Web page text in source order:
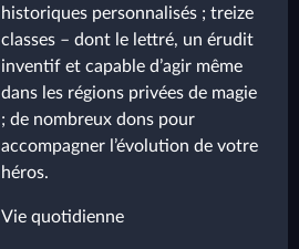
historiques personnalisés ; treize
classes – dont le lettré, un érudit
inventif et capable d’agir même
dans les régions privées de magie
; de nombreux dons pour
accompagner l’évolution de votre
héros.
Vie quotidienne